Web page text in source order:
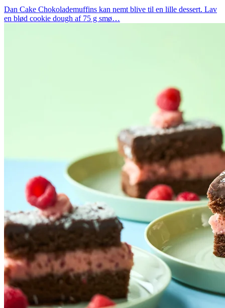
Dan Cake Chokolademuffins kan nemt blive til en lille dessert. Lav
en blød cookie dough af 75 g smø…